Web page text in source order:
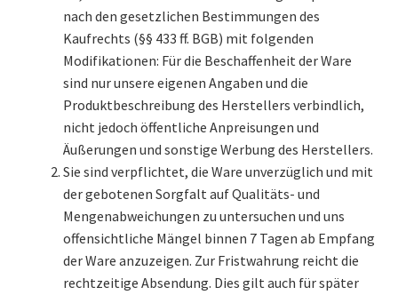
nach den gesetzlichen Bestimmungen des
Kaufrechts (§§ 433 ff. BGB) mit folgenden
Modifikationen: Für die Beschaffenheit der Ware
sind nur unsere eigenen Angaben und die
Produktbeschreibung des Herstellers verbindlich,
nicht jedoch öffentliche Anpreisungen und
Äußerungen und sonstige Werbung des Herstellers.
Sie sind verpflichtet, die Ware unverzüglich und mit
der gebotenen Sorgfalt auf Qualitäts- und
Mengenabweichungen zu untersuchen und uns
offensichtliche Mängel binnen 7 Tagen ab Empfang
der Ware anzuzeigen. Zur Fristwahrung reicht die
rechtzeitige Absendung. Dies gilt auch für später